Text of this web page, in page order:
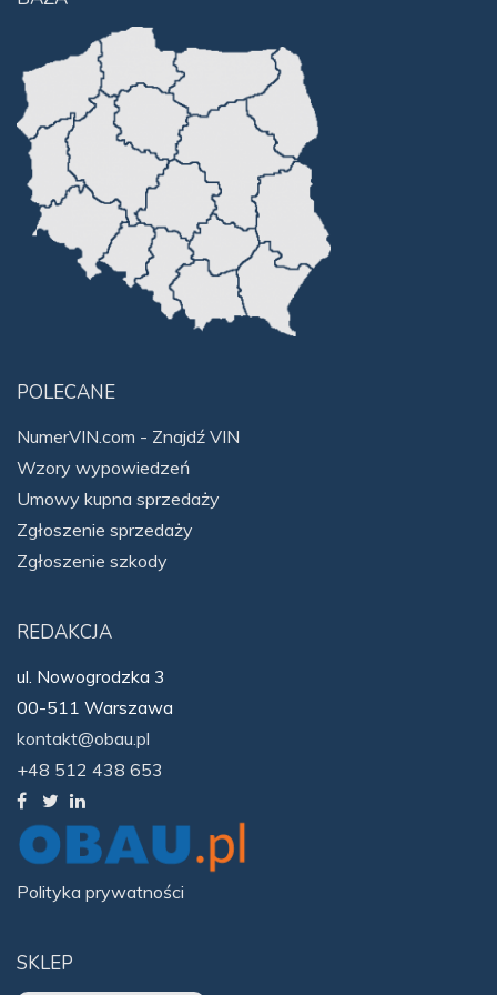
SKLEP
POLECANE
NumerVIN.com - Znajdź VIN
Wzory wypowiedzeń
Umowy kupna sprzedaży
Zgłoszenie sprzedaży
Zgłoszenie szkody
REDAKCJA
ul. Nowogrodzka 3
00-511 Warszawa
kontakt@obau.pl
+48 512 438 653
Polityka prywatności